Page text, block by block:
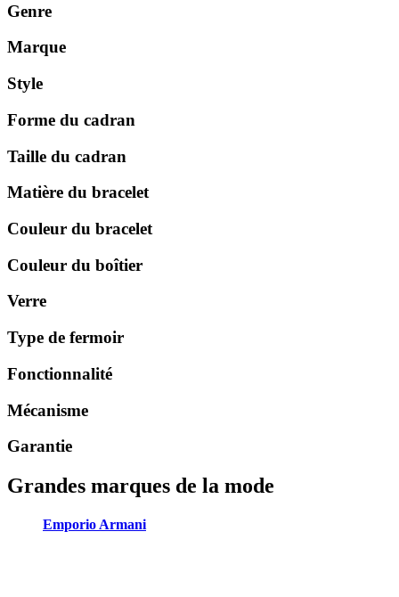
Genre
Marque
Style
Forme du cadran
Taille du cadran
Matière du bracelet
Couleur du bracelet
Couleur du boîtier
Verre
Type de fermoir
Fonctionnalité
Mécanisme
Garantie
Grandes marques de la mode
Emporio Armani